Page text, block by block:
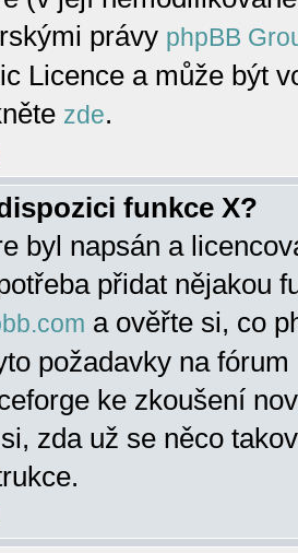
právy phpBB
Licence a může být
zde.
funkce X?
byl napsán a
přidat nějakou
a ověřte si, co
požadavky na
ke zkoušení
zda už se něco